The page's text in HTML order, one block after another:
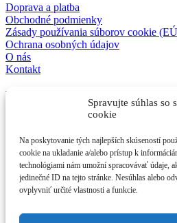
Spravujte súhlas so
cookie
Na poskytovanie tých najlepších skúseností
cookie na ukladanie a/alebo prístup k
technológiami nám umožní spracovávať údaje,
jedinečné ID na tejto stránke. Nesúhlas alebo
ovplyvniť určité vlastnosti a funkcie.
Doprava a platba
Obchodné podmienky
Zásady používania súborov cookie
Ochrana osobných údajov
O nás
Kontakt
E-shop
3D detske modely
Antistresové kľúčenky
Ostatné
Kontakt
afes s.r.o.